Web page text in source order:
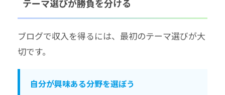
テーマ選びが勝負を分ける
ブログで収入を得るには、最初のテーマ選びが大
切です。
自分が興味ある分野を選ぼう